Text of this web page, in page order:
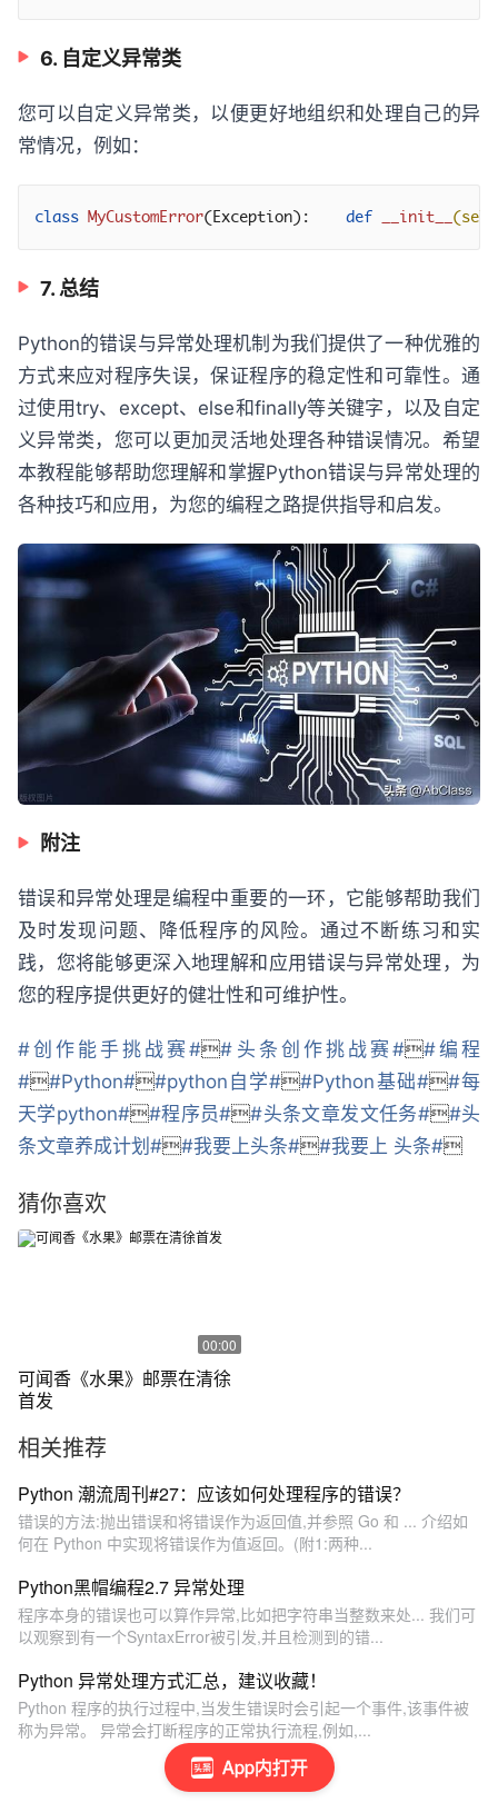
App内打开
6. 自定义异常类
您可以自定义异常类，以便更好地组织和处理自己的异
常情况，例如：
class MyCustomError(Exception) : def __init__
7. 总结
Python的错误与异常处理机制为我们提供了一种优雅的
方式来应对程序失误，保证程序的稳定性和可靠性。通
过使用try、except、else和finally等关键字，以及自定
义异常类，您可以更加灵活地处理各种错误情况。希望
本教程能够帮助您理解和掌握Python错误与异常处理的
各种技巧和应用，为您的编程之路提供指导和启发。
附注
错误和异常处理是编程中重要的一环，它能够帮助我们
及时发现问题、降低程序的风险。通过不断练习和实
践，您将能够更深入地理解和应用错误与异常处理，为
您的程序提供更好的健壮性和可维护性。
#创作能手挑战赛##头条创作挑战赛##编程
##Python##python自学##Python基础##每
天学python##程序员##头条文章发文任务##头
条文章养成计划##我要上头条##我要上 头条#
猜你喜欢
00:00
可闻香《水果》邮票在清徐
首发
相关推荐
Python 潮流周刊#27：应该如何处理程序的错误？
错误的方法:抛出错误和将错误作为返回值,并参照 Go 和 ... 介绍如
何在 Python 中实现将错误作为值返回。(附1:两种...
Python黑帽编程2.7 异常处理
程序本身的错误也可以算作异常,比如把字符串当整数来处... 我们可
以观察到有一个SyntaxError被引发,并且检测到的错...
Python 异常处理方式汇总，建议收藏！
Python 程序的执行过程中,当发生错误时会引起一个事件,该事件被
称为异常。 异常会打断程序的正常执行流程,例如,...